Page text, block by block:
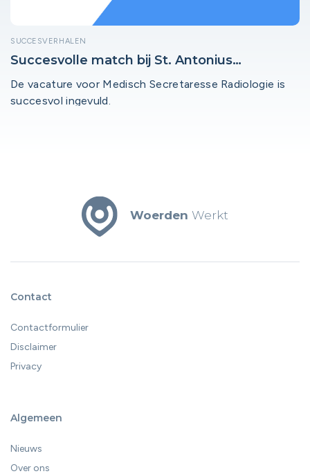
SUCCESVERHALEN
Succesvolle match bij St. Antonius
De vacature voor Medisch Secretaresse Radiologie is
succesvol ingevuld.
Woerden Werkt
Contact
Contactformulier
Disclaimer
Privacy
Algemeen
Nieuws
Over ons